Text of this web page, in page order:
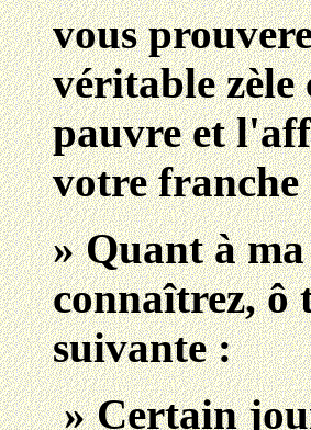
vous
véritable zèle
pauvre et
votre franche
» Quant à
connaîtrez, ô
suivante :
» Certain